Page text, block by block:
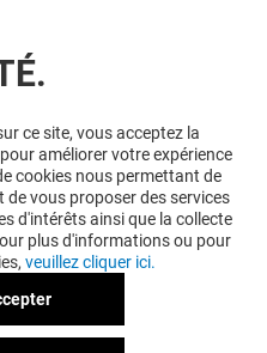
COIFFEUR
ce site, vous acceptez la
améliorer votre expérience
cookies nous permettant de
de vous proposer des services
d'intérêts ainsi que la collecte
plus d'informations ou pour
veuillez cliquer ici.